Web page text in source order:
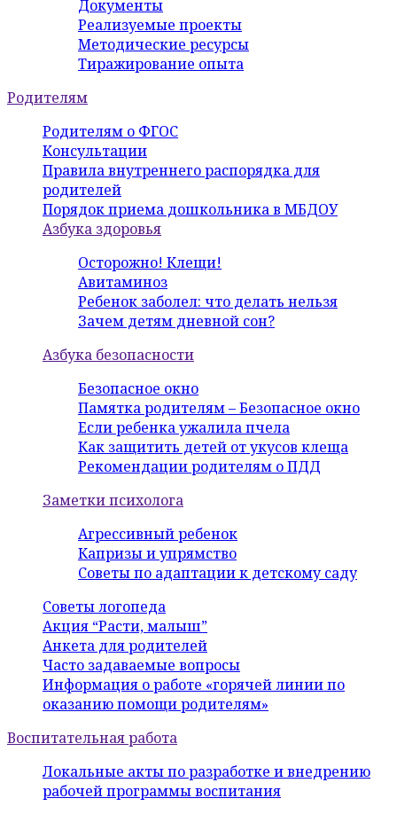
Документы
Реализуемые проекты
Методические ресурсы
Тиражирование опыта
Родителям
Родителям о ФГОС
Консультации
Правила внутреннего распорядка для
родителей
Порядок приема дошкольника в МБДОУ
Азбука здоровья
Осторожно! Клещи!
Авитаминоз
Ребенок заболел: что делать нельзя
Зачем детям дневной сон?
Азбука безопасности
Безопасное окно
Памятка родителям – Безопасное окно
Если ребенка ужалила пчела
Как защитить детей от укусов клеща
Рекомендации родителям о ПДД
Заметки психолога
Агрессивный ребенок
Капризы и упрямство
Советы по адаптации к детскому саду
Советы логопеда
Акция “Расти, малыш”
Анкета для родителей
Часто задаваемые вопросы
Информация о работе «горячей линии по
оказанию помощи родителям»
Воспитательная работа
Локальные акты по разработке и внедрению
рабочей программы воспитания